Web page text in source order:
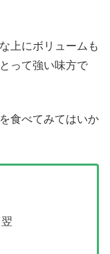
上にボリュームも
って強い味方で
食べてみてはいか